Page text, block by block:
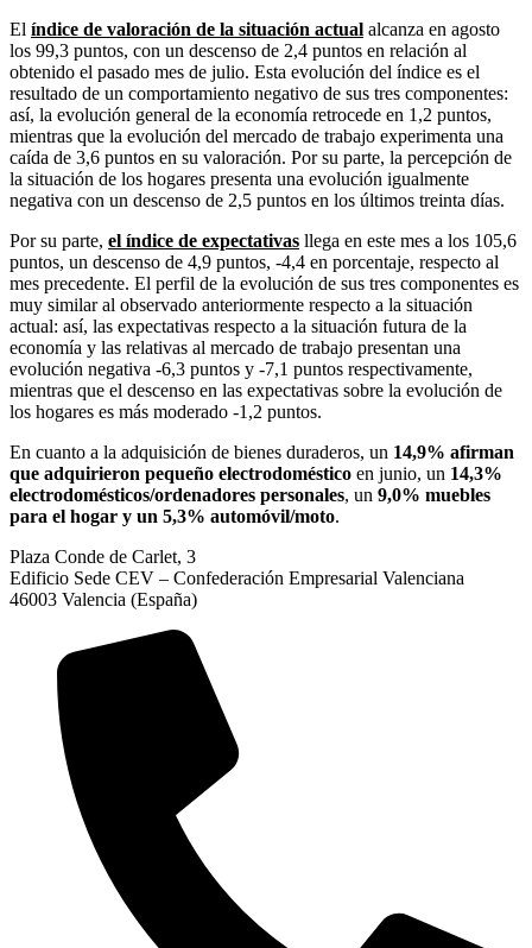
El índice de valoración de la situación actual alcanza en agosto
los 99,3 puntos, con un descenso de 2,4 puntos en relación al
obtenido el pasado mes de julio. Esta evolución del índice es el
resultado de un comportamiento negativo de sus tres componentes:
así, la evolución general de la economía retrocede en 1,2 puntos,
mientras que la evolución del mercado de trabajo experimenta una
caída de 3,6 puntos en su valoración. Por su parte, la percepción de
la situación de los hogares presenta una evolución igualmente
negativa con un descenso de 2,5 puntos en los últimos treinta días.
Por su parte, el índice de expectativas llega en este mes a los 105,6
puntos, un descenso de 4,9 puntos, -4,4 en porcentaje, respecto al
mes precedente. El perfil de la evolución de sus tres componentes es
muy similar al observado anteriormente respecto a la situación
actual: así, las expectativas respecto a la situación futura de la
economía y las relativas al mercado de trabajo presentan una
evolución negativa -6,3 puntos y -7,1 puntos respectivamente,
mientras que el descenso en las expectativas sobre la evolución de
los hogares es más moderado -1,2 puntos.
En cuanto a la adquisición de bienes duraderos, un 14,9% afirman
que adquirieron pequeño electrodoméstico en junio, un 14,3%
electrodomésticos/ordenadores personales, un 9,0% muebles
para el hogar y un 5,3% automóvil/moto.
Plaza Conde de Carlet, 3
Edificio Sede CEV – Confederación Empresarial Valenciana
46003 Valencia (España)